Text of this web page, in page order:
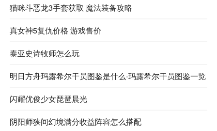
猫咪斗恶龙3手套获取 魔法装备攻略
真女神5复仇价格 游戏售价
泰亚史诗牧师怎么玩
明日方舟玛露希尔干员图鉴是什么-玛露希尔干员图鉴一览
闪耀优俊少女琵琶晨光
阴阳师狭间幻境满分收益阵容怎么搭配